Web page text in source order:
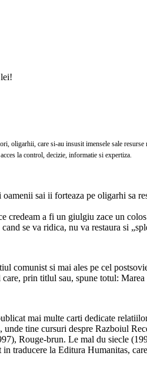
oligarhii, care si-au insusit imensele sale
la control, decizie, informatie si expertiza.
sai ii forteaza pe oligarhi sa
credeam a fi un giulgiu zace un
se va ridica, nu va restaura si
comunist si mai ales pe cel
prin titlul sau, spune totul: Marea
mai multe carti dedicate
tine cursuri despre Razboiul
Rouge-brun. Le mal du siecle
la Editura Humanitas,